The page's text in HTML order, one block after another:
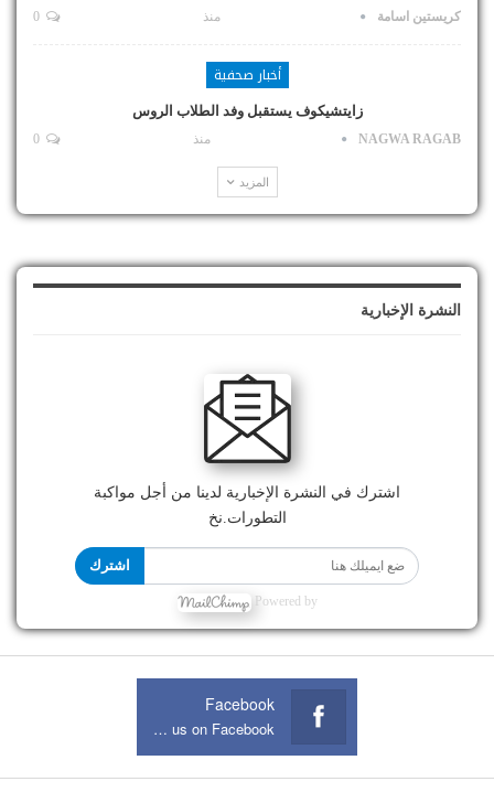
كريستين اسامة منذ
أخبار صحفية
زايتشيكوف يستقبل وفد الطلاب الروس
NAGWA RAGAB منذ
المزيد
النشرة الإخبارية
اشترك في النشرة الإخبارية لدينا من أجل مواكبة
التطورات.نخ
اشترك
Powered by
Facebook
Join us on Facebook